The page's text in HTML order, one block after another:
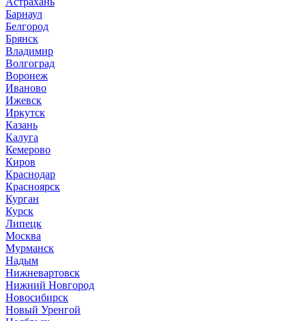
Барнаул
Белгород
Брянск
Владимир
Волгоград
Воронеж
Иваново
Ижевск
Иркутск
Казань
Калуга
Кемерово
Киров
Краснодар
Красноярск
Курган
Курск
Липецк
Москва
Мурманск
Надым
Нижневартовск
Нижний Новгород
Новосибирск
Новый Уренгой